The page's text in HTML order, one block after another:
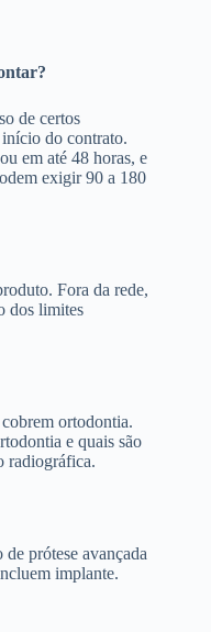
de certos
do contrato.
em até 48 horas, e
exigir 90 a 180
Fora da rede,
dos limites
ortodontia.
e quais são
radiográfica.
prótese avançada
implante.